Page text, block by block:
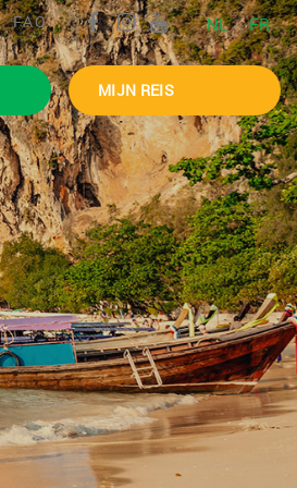
FAQ NL FR
MIJN REIS